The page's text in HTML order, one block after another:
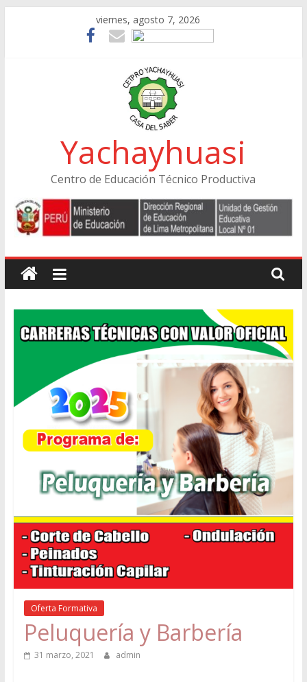
viernes, agosto 7, 2026
Yachayhuasi
Centro de Educación Técnico Productiva
Oferta Formativa
Peluquería y Barbería
31 marzo, 2021 admin